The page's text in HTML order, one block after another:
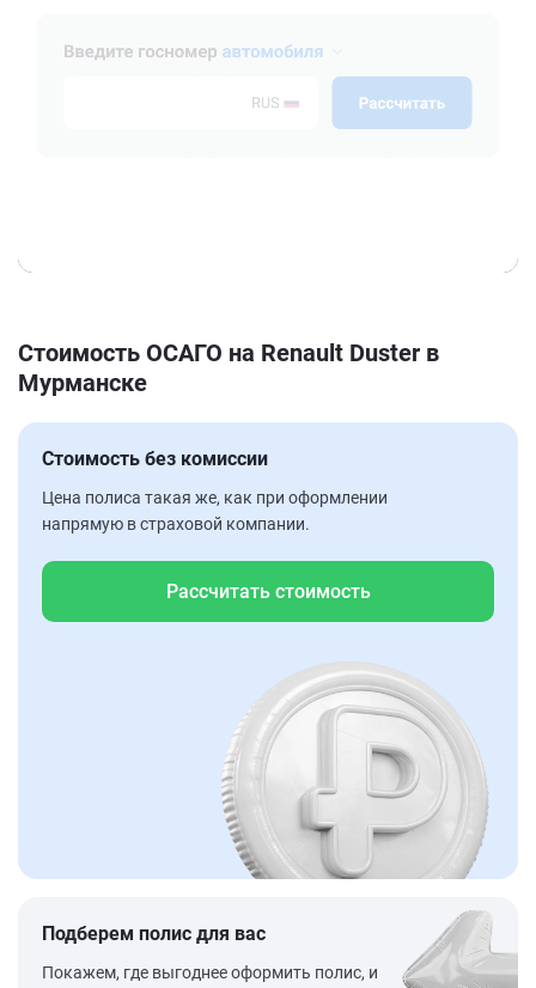
Стоимость ОСАГО на Renault Duster в
Мурманске
Стоимость без комиссии
Цена полиса такая же, как при оформлении
напрямую в страховой компании.
Рассчитать стоимость
Подберем полис для вас
Покажем, где выгоднее оформить полис, и